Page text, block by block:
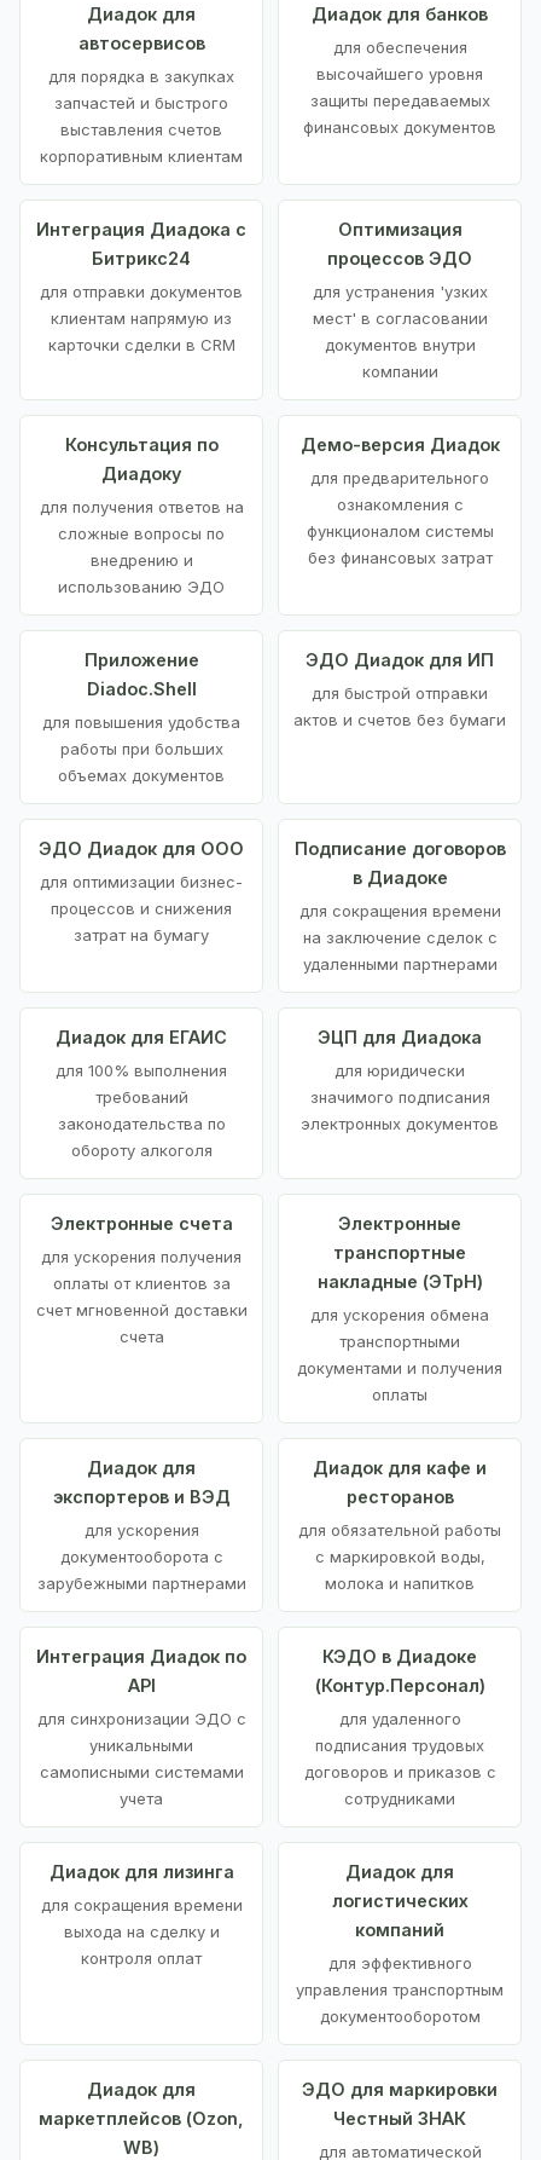
Диадок для
автосервисов
для порядка в закупках
запчастей и быстрого
выставления счетов
корпоративным клиентам
Диадок для банков
для обеспечения
высочайшего уровня
защиты передаваемых
финансовых документов
Интеграция Диадока с
Битрикс24
для отправки документов
клиентам напрямую из
карточки сделки в CRM
Оптимизация
процессов ЭДО
для устранения 'узких
мест' в согласовании
документов внутри
компании
Консультация по
Диадоку
для получения ответов на
сложные вопросы по
внедрению и
использованию ЭДО
Демо-версия Диадок
для предварительного
ознакомления с
функционалом системы
без финансовых затрат
Приложение
Diadoc.Shell
для повышения удобства
работы при больших
объемах документов
ЭДО Диадок для ИП
для быстрой отправки
актов и счетов без бумаги
ЭДО Диадок для ООО
для оптимизации бизнес-
процессов и снижения
затрат на бумагу
Подписание договоров
в Диадоке
для сокращения времени
на заключение сделок с
удаленными партнерами
Диадок для ЕГАИС
для 100% выполнения
требований
законодательства по
обороту алкоголя
ЭЦП для Диадока
для юридически
значимого подписания
электронных документов
Электронные счета
для ускорения получения
оплаты от клиентов за
счет мгновенной доставки
счета
Электронные
транспортные
накладные (ЭТрН)
для ускорения обмена
транспортными
документами и получения
оплаты
Диадок для
экспортеров и ВЭД
для ускорения
документооборота с
зарубежными партнерами
Диадок для кафе и
ресторанов
для обязательной работы
с маркировкой воды,
молока и напитков
Интеграция Диадок по
API
для синхронизации ЭДО с
уникальными
самописными системами
учета
КЭДО в Диадоке
(Контур.Персонал)
для удаленного
подписания трудовых
договоров и приказов с
сотрудниками
Диадок для лизинга
для сокращения времени
выхода на сделку и
контроля оплат
Диадок для
логистических
компаний
для эффективного
управления транспортным
документооборотом
Диадок для
маркетплейсов (Ozon,
WB)
ЭДО для маркировки
Честный ЗНАК
для автоматической